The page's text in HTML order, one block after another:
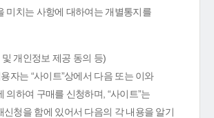
미치는 사항에 대하여는 개별통지를
개인정보 제공 동의 등)
자는 “사이트”상에서 다음 또는 이와
의하여 구매를 신청하며, “사이트”는
신청을 함에 있어서 다음의 각 내용을 알기